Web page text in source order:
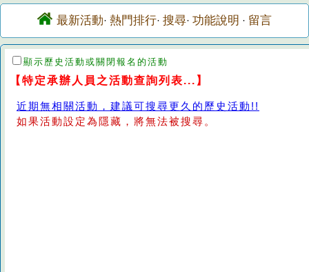
最新活動· 熱門排行· 搜尋· 功能說明 · 留言
顯示歷史活動或關閉報名的活動
【特定承辦人員之活動查詢列表...】
近期無相關活動，建議可搜尋更久的歷史活動!!
如果活動設定為隱藏，將無法被搜尋。